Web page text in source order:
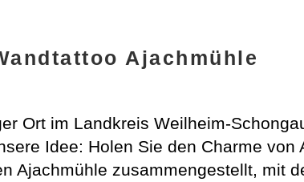
Ajachmühle
Ort im Landkreis Weilheim-
Idee: Holen Sie den Charme
Ajachmühle zusammengestellt, mit